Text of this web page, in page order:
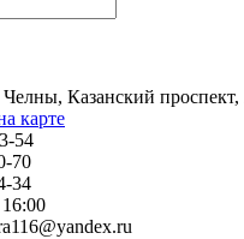
Казанский проспект,
карте
54
70
34